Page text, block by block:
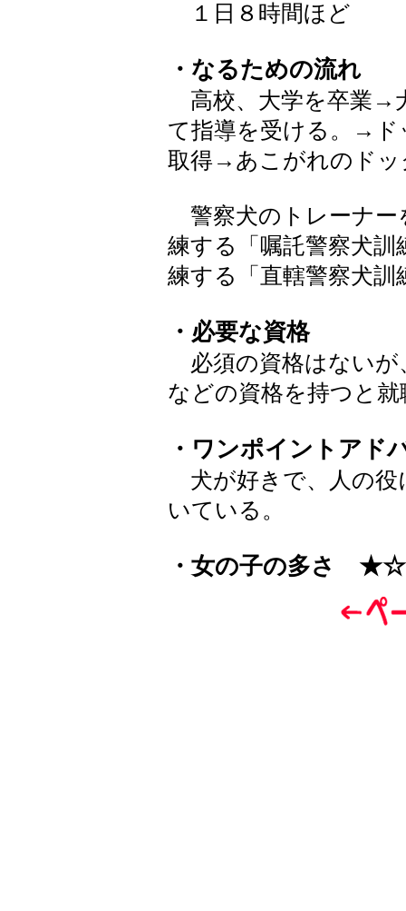
１日８時間ほど
・なるための流れ
高校、大学を卒業→
て指導を受ける。→ド
取得→あこがれのドッ
警察犬のトレーナー
練する「嘱託警察犬
練する「直轄警察犬訓
・必要な資格
必須の資格はないが
などの資格を持つと就
・ワンポイントアド
犬が好きで、人の役
いている。
・女の子の多さ